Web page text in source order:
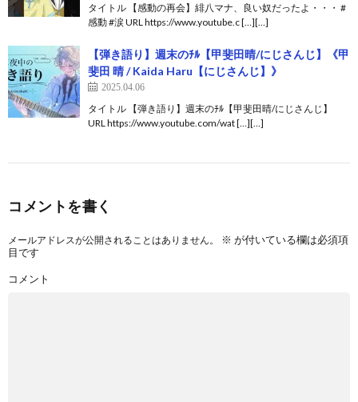
タイトル 【感動の再会】緋八マナ、良い奴だったよ・・・ #
感動 #涙 URL https://www.youtube.c […][…]
【弾き語り】週末のﾁﾙ【甲斐田晴/にじさんじ】《甲
斐田 晴 / Kaida Haru【にじさんじ】》
2025.04.06
タイトル 【弾き語り】週末のﾁﾙ【甲斐田晴/にじさんじ】
URL https://www.youtube.com/wat […][…]
コメントを書く
メールアドレスが公開されることはありません。 ※ が付いている欄は必須項
目です
コメント